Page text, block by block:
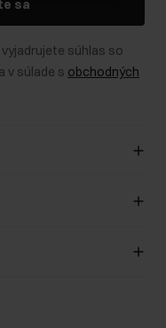
sa
súhlas so
v súlade s obchodných